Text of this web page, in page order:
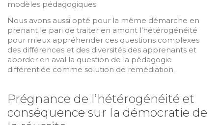
modèles pédagogiques.
Nous avons aussi opté pour la même démarche en
prenant le pari de traiter en amont l’hétérogénéité
pour mieux appréhender ces questions complexes
des différences et des diversités des apprenants et
aborder en aval la question de la pédagogie
différentiée comme solution de remédiation.
Prégnance de l’hétérogénéité et
conséquence sur la démocratie de